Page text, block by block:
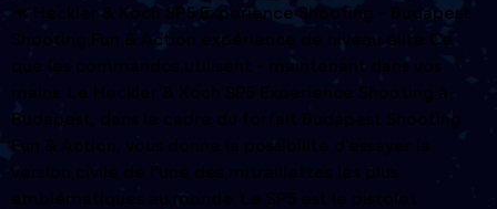
🔫 Heckler & Koch SP5 Experience Shooting - Budapest
Shooting Fun & Action expérience de niveau élite Ce
que les commandos utilisent - maintenant dans vos
mains. Le Heckler & Koch SP5 Experience Shooting à
Budapest, dans le cadre du forfait Budapest Shooting
Fun & Action, vous donne la possibilité d'essayer la
version civile de l'une des mitraillettes les plus
emblématiques au monde. Le SP5 est le pistolet